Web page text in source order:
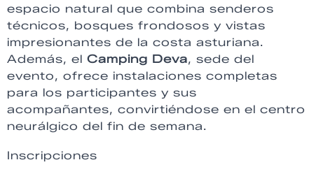
espacio natural que combina senderos
técnicos, bosques frondosos y vistas
impresionantes de la costa asturiana.
Además, el Camping Deva, sede del
evento, ofrece instalaciones completas
para los participantes y sus
acompañantes, convirtiéndose en el centro
neurálgico del fin de semana.
Inscripciones